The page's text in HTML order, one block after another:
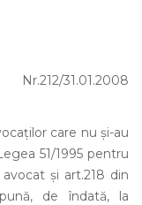
Nr.212/31.01.2008
care nu şi-au
51/1995 pentru
şi art.218 din
de îndată, la